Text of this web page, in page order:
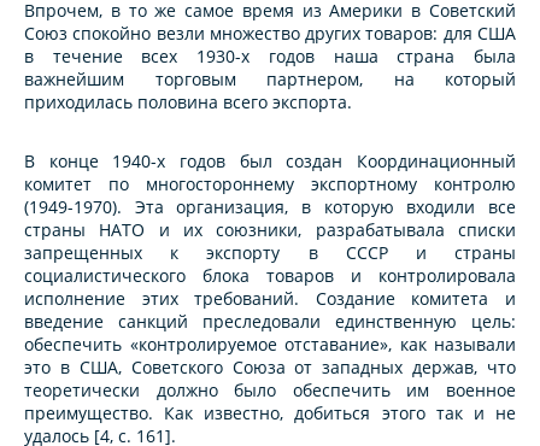
Впрочем, в то же самое время из Америки в Советский
Союз спокойно везли множество других товаров: для США
в течение всех 1930-х годов наша страна была
важнейшим торговым партнером, на который
приходилась половина всего экспорта.
В конце 1940-х годов был создан Координационный
комитет по многостороннему экспортному контролю
(1949-1970). Эта организация, в которую входили все
страны НАТО и их союзники, разрабатывала списки
запрещенных к экспорту в СССР и страны
социалистического блока товаров и контролировала
исполнение этих требований. Создание комитета и
введение санкций преследовали единственную цель:
обеспечить «контролируемое отставание», как называли
это в США, Советского Союза от западных держав, что
теоретически должно было обеспечить им военное
преимущество. Как известно, добиться этого так и не
удалось [4, с. 161].